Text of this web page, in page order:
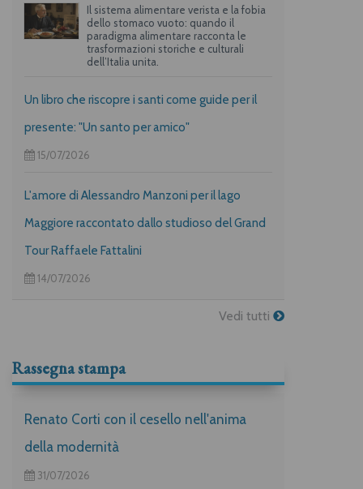
Il sistema alimentare verista e la fobia
dello stomaco vuoto: quando il
paradigma alimentare racconta le
trasformazioni storiche e culturali
dell’Italia unita.
Un libro che riscopre i santi come guide per il
presente: "Un santo per amico"
15/07/2026
L'amore di Alessandro Manzoni per il lago
Maggiore raccontato dallo studioso del Grand
Tour Raffaele Fattalini
14/07/2026
Vedi tutti
Rassegna stampa
Renato Corti con il cesello nell'anima
della modernità
31/07/2026